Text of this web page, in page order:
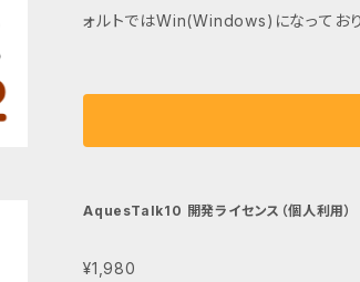
ォルトではWin(Windows)になっております。 開発ライセンスは、現在のリリースバー
囲はこちらで確認ください。 http://
AquesTalk10 開発ライセンス（個人利用）
¥1,980